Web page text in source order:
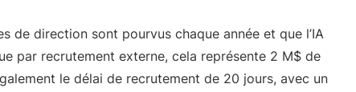
de direction sont pourvus chaque année et que l’IA
par recrutement externe, cela représente 2 M$ de
le délai de recrutement de 20 jours, avec un